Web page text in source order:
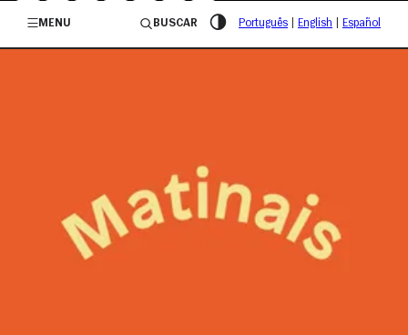
/governosp
MENU
BUSCAR Português English Español